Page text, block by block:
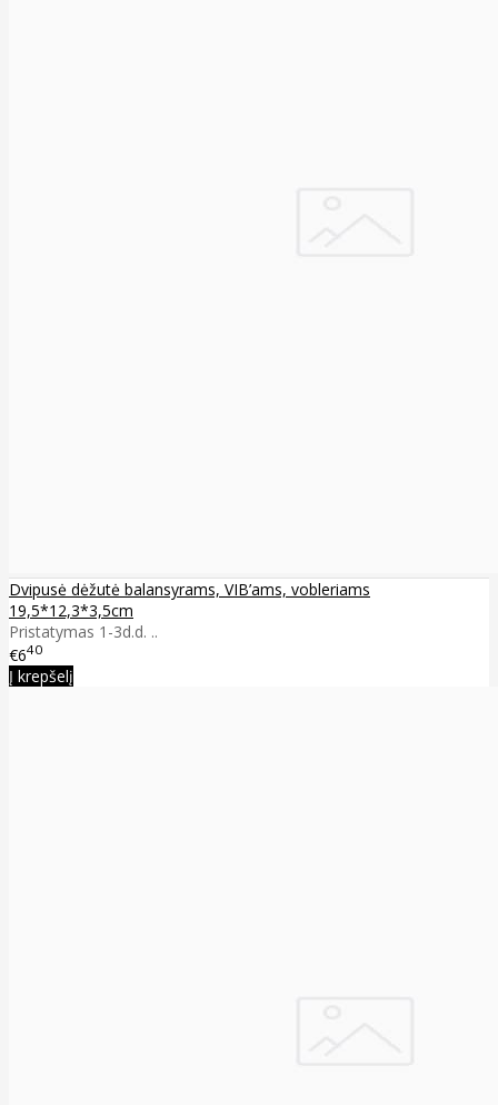
Dvipusė dėžutė balansyrams, VIB’ams, vobleriams
19,5*12,3*3,5cm
Pristatymas 1-3d.d. ..
€640
Į krepšelį